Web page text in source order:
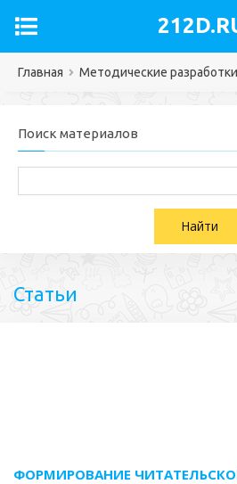
Главная Методические разработки
Поиск материалов
Статьи
ФОРМИРОВАНИЕ